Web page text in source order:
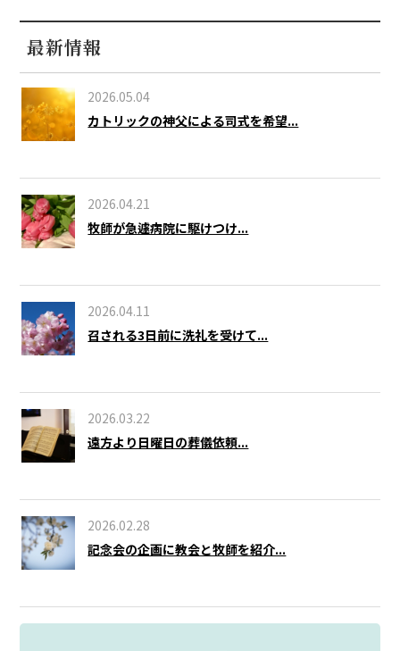
最新情報
2026.05.04
カトリックの神父による司式を希望...
2026.04.21
牧師が急遽病院に駆けつけ...
2026.04.11
召される3日前に洗礼を受けて...
2026.03.22
遠方より日曜日の葬儀依頼...
2026.02.28
記念会の企画に教会と牧師を紹介...